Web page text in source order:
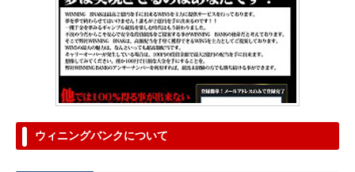
ウィニングバンクについて